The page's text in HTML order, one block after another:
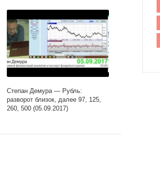
Степан Демура — Рубль:
разворот близок, далее 97, 125,
260, 500 (05.09.2017)